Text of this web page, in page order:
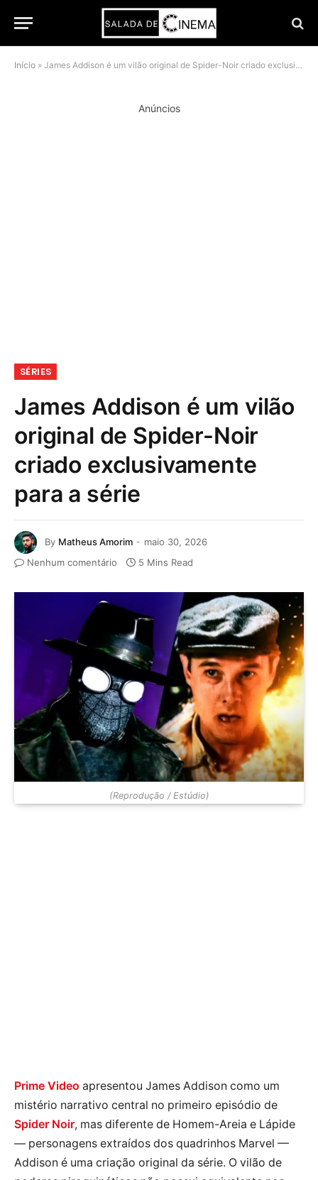
Início » James Addison é um vilão original de Spider-Noir criado exclusivamente para a série
Anúncios
SÉRIES
James Addison é um vilão
original de Spider-Noir
criado exclusivamente
para a série
By Matheus Amorim
maio 30, 2026
Nenhum comentário
5 Mins Read
(Reprodução / Estúdio)
Prime Video apresentou James Addison como um
mistério narrativo central no primeiro episódio de
Spider Noir, mas diferente de Homem-Areia e Lápide
— personagens extraídos dos quadrinhos Marvel —
Addison é uma criação original da série. O vilão de